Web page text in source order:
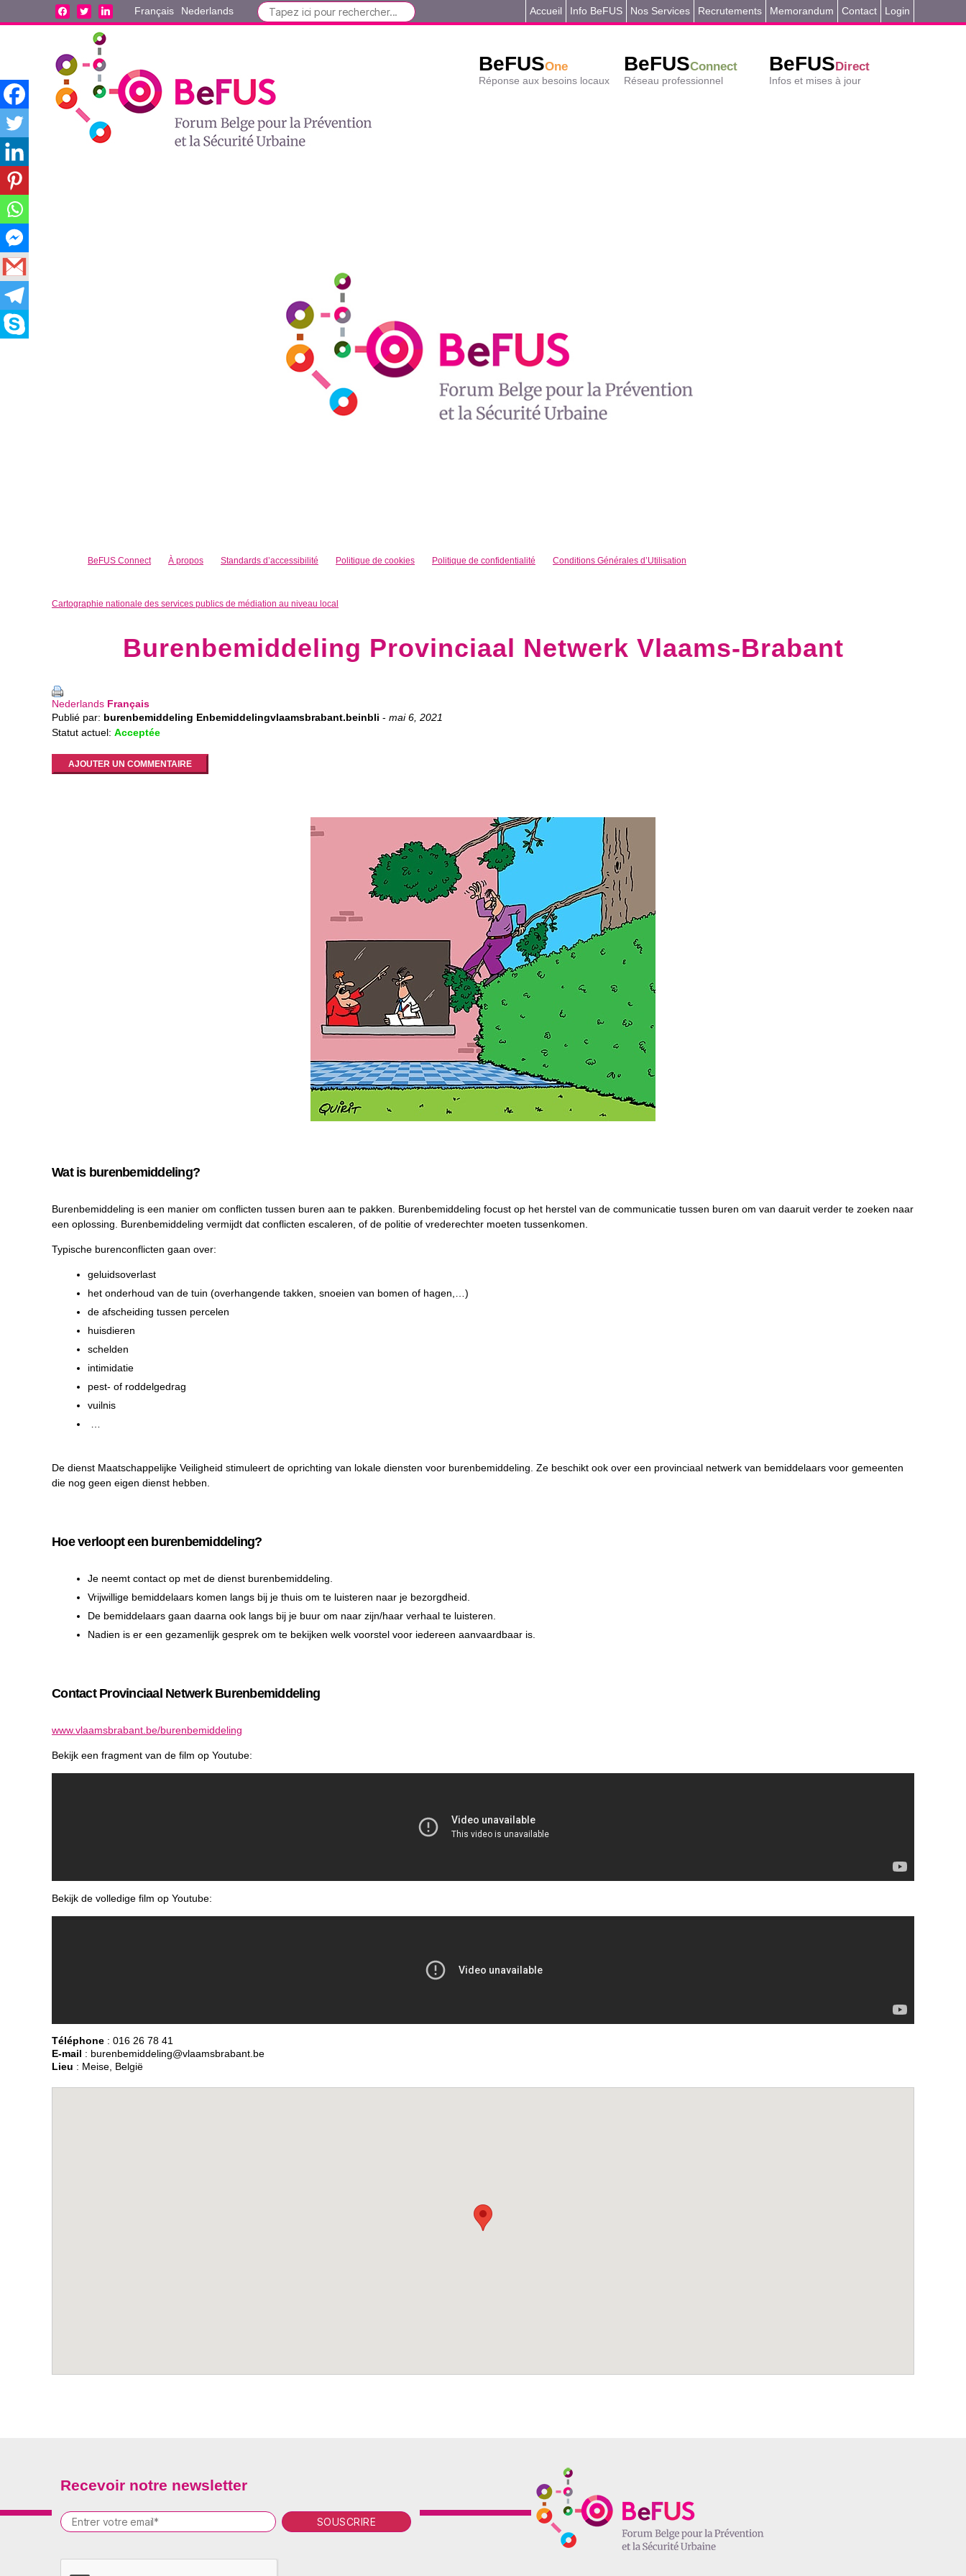
Accueil Info BeFUS Nos Services Recrutements Memorandum Contact Login
facebooktwitterlinkedin Français Nederlands
Search
for:
BeFUSOne
Réponse aux besoins locaux
BeFUSConnect
Réseau professionnel
BeFUS Direct
Infos et mises à jour
BeFUS Connect À propos Standards d’accessibilité Politique de cookies Politique de confidentialité Conditions Générales d’Utilisation
Cartographie nationale des services publics de médiation au niveau local
Burenbemiddeling Provinciaal Netwerk Vlaams-Brabant
Nederlands Français
Publié par: burenbemiddeling Enbemiddelingvlaamsbrabant.beinbli - mai 6, 2021
Statut actuel: Acceptée
AJOUTER UN COMMENTAIRE
Wat is burenbemiddeling?
Burenbemiddeling is een manier om conflicten tussen buren aan te pakken. Burenbemiddeling focust op het herstel van de communicatie tussen buren om van daaruit verder te zoeken naar
een oplossing. Burenbemiddeling vermijdt dat conflicten escaleren, of de politie of vrederechter moeten tussenkomen.
Typische burenconflicten gaan over:
geluidsoverlast
het onderhoud van de tuin (overhangende takken, snoeien van bomen of hagen,…)
de afscheiding tussen percelen
huisdieren
schelden
intimidatie
pest- of roddelgedrag
vuilnis
…
De dienst Maatschappelijke Veiligheid stimuleert de oprichting van lokale diensten voor burenbemiddeling. Ze beschikt ook over een provinciaal netwerk van bemiddelaars voor gemeenten
die nog geen eigen dienst hebben.
Hoe verloopt een burenbemiddeling?
Je neemt contact op met de dienst burenbemiddeling.
Vrijwillige bemiddelaars komen langs bij je thuis om te luisteren naar je bezorgdheid.
De bemiddelaars gaan daarna ook langs bij je buur om naar zijn/haar verhaal te luisteren.
Nadien is er een gezamenlijk gesprek om te bekijken welk voorstel voor iedereen aanvaardbaar is.
Contact Provinciaal Netwerk Burenbemiddeling
www.vlaamsbrabant.be/burenbemiddeling
Bekijk een fragment van de film op Youtube:
Bekijk de volledige film op Youtube:
Téléphone : 016 26 78 41
E-mail : burenbemiddeling@vlaamsbrabant.be
Lieu : Meise, België
Recevoir notre newsletter